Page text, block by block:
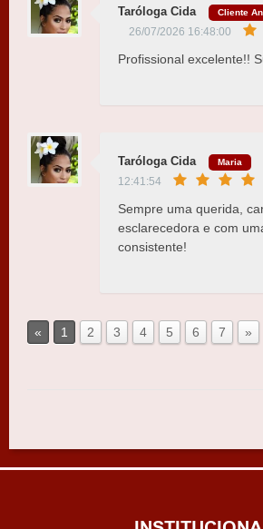
Taróloga Cida Cliente
26/07/2026 16:48:00
Profissional excelente!!
Taróloga Cida Maria
12:41:54
Sempre uma querida,
esclarecedora e com
consistente!
« 1 2 3 4 5 6 7 »